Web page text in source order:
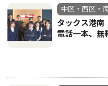
中区・西区・
タックス港
電話一本、無